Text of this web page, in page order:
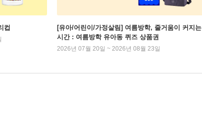
컵
[유아/어린이/가정살림] 여름방학, 줄거움이 커지는
시간 : 여름방학 유아동 퀴즈 상품권
2026년 07월 20일 ~ 2026년 08월 23일